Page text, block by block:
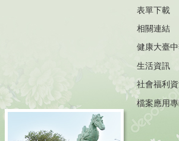
表單下載
相關連結
健康大臺中
生活資訊
社會福利
檔案應用